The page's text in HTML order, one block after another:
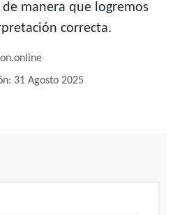
manera que logremos
correcta.
31 Agosto 2025
helicóptero, ¿Qué nos indica?